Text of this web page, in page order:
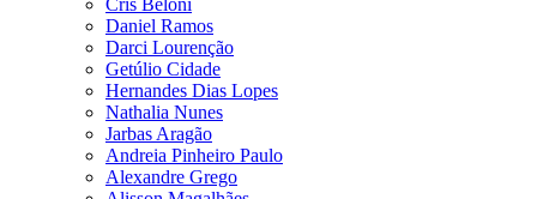
Cris Beloni
Daniel Ramos
Darci Lourenção
Getúlio Cidade
Hernandes Dias Lopes
Nathalia Nunes
Jarbas Aragão
Andreia Pinheiro Paulo
Alexandre Grego